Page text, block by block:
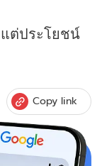
แต่ประโยชน์
Copy link